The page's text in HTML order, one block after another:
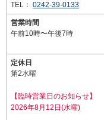
TEL： 0242-39-0133
営業時間
午前10時〜午後7時
定休日
第2水曜
【臨時営業日のお知らせ】
2026年8月12日(水曜)